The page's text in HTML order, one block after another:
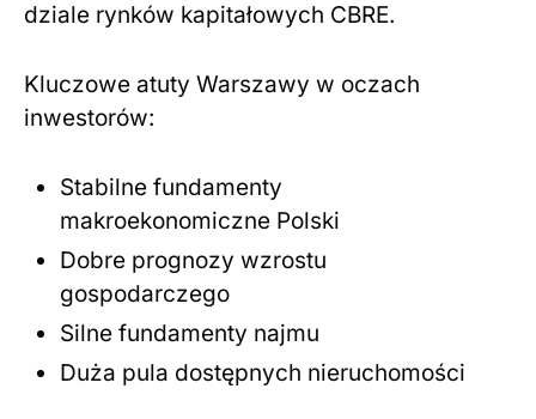
dziale rynków kapitałowych CBRE.
Kluczowe atuty Warszawy w oczach
inwestorów:
Stabilne fundamenty
makroekonomiczne Polski
Dobre prognozy wzrostu
gospodarczego
Silne fundamenty najmu
Duża pula dostępnych nieruchomości